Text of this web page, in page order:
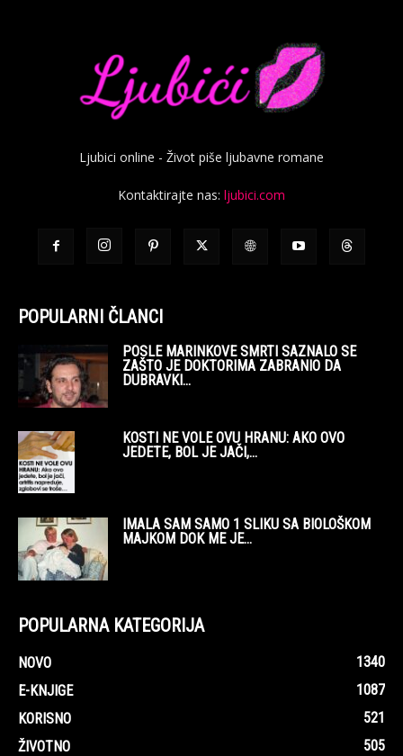
Ljubici online - Život piše ljubavne romane
Kontaktirajte nas: ljubici.com
POPULARNI ČLANCI
POSLE MARINKOVE SMRTI SAZNALO SE
ZAŠTO JE DOKTORIMA ZABRANIO DA
DUBRAVKI...
KOSTI NE VOLE OVU HRANU: AKO OVO
JEDETE, BOL JE JAČI,...
IMALA SAM SAMO 1 SLIKU SA BIOLOŠKOM
MAJKOM DOK ME JE...
POPULARNA KATEGORIJA
NOVO
1340
E-KNJIGE
1087
KORISNO
521
ŽIVOTNO
505